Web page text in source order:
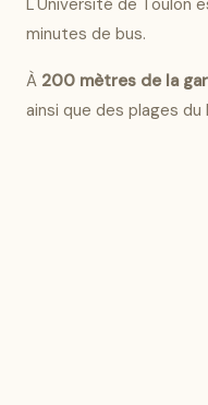
minutes de bus.
À 200 mètres de la
ainsi que des plages du